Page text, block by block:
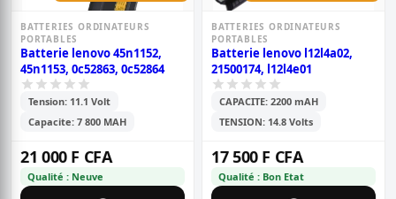
BATTERIES ORDINATEURS
PORTABLES
Batterie lenovo 45n1152,
45n1153, 0c52863, 0c52864
Tension: 11.1 Volt
Capacite: 7 800 MAH
21 000 F CFA
Qualité : Neuve
BATTERIES ORDINATEURS
PORTABLES
Batterie lenovo l12l4a02,
21500174, l12l4e01
CAPACITE: 2200 mAH
TENSION: 14.8 Volts
17 500 F CFA
Qualité : Bon Etat